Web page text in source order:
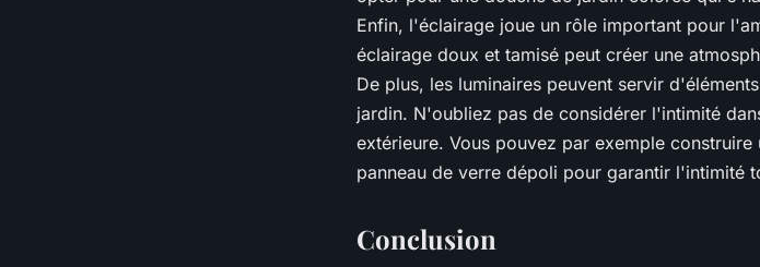
Enfin, l'éclairage joue un rôle important pour
éclairage doux et tamisé peut créer une
De plus, les luminaires peuvent servir
jardin. N'oubliez pas de considérer l'intimité
extérieure. Vous pouvez par exemple
panneau de verre dépoli pour garantir l'intimité
Conclusion